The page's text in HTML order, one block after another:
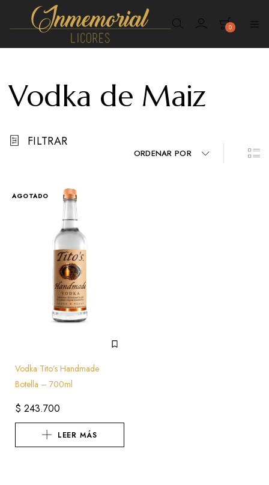
Inmemorial
0
Vodka de Maiz
FILTRAR
ORDENAR POR
AGOTADO
Vodka Tito’s Handmade
Botella – 700ml
$ 243.700
LEER MÁS